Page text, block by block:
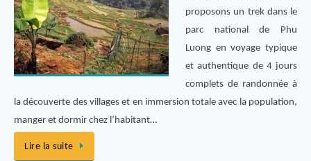
proposons un trek dans le
parc national de Phu
Luong en voyage typique
et authentique de 4 jours
complets de randonnée à
la découverte des villages et en immersion totale avec la population,
manger et dormir chez l’habitant…
Lire la suite